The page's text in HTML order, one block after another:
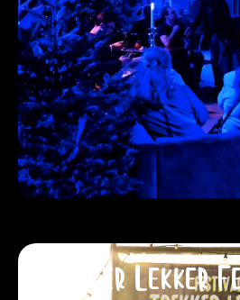
Trekker Lekker